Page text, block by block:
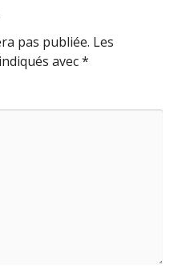
pas publiée. Les
avec*